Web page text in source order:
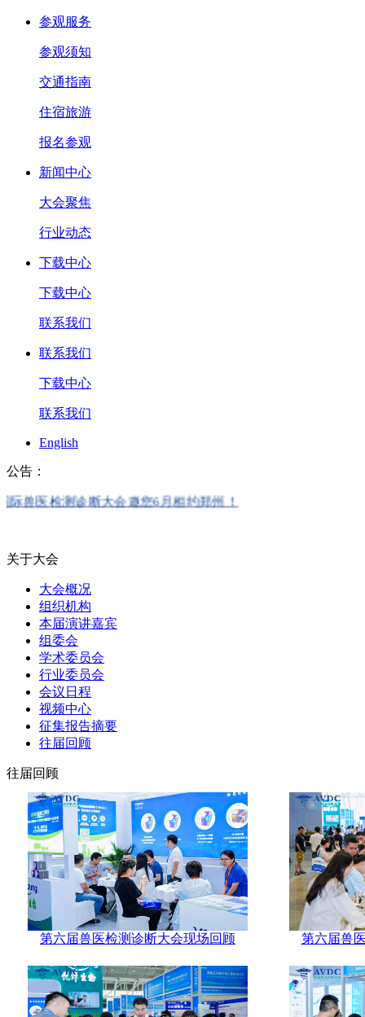
参观服务
参观须知
交通指南
住宿旅游
报名参观
新闻中心
大会聚焦
行业动态
下载中心
下载中心
联系我们
联系我们
下载中心
联系我们
English
公告：
测诊断大会邀您6月相约郑州！
关于大会
大会概况
组织机构
本届演讲嘉宾
组委会
学术委员会
行业委员会
会议日程
视频中心
征集报告摘要
往届回顾
往届回顾
第六届兽医检测诊断大会现场回顾 第六届兽